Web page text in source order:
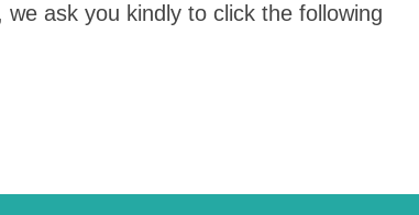
ask you kindly to click the following